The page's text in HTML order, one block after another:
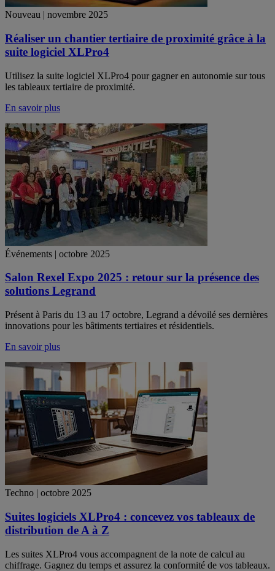
Nouveau | novembre 2025
Réaliser un chantier tertiaire de proximité grâce à la
suite logiciel XLPro4
Utilisez la suite logiciel XLPro4 pour gagner en autonomie sur tous
les tableaux tertiaire de proximité.
En savoir plus
Événements | octobre 2025
Salon Rexel Expo 2025 : retour sur la présence des
solutions Legrand
Présent à Paris du 13 au 17 octobre, Legrand a dévoilé ses dernières
innovations pour les bâtiments tertiaires et résidentiels.
En savoir plus
Techno | octobre 2025
Suites logiciels XLPro4 : concevez vos tableaux de
distribution de A à Z
Les suites XLPro4 vous accompagnent de la note de calcul au
chiffrage. Gagnez du temps et assurez la conformité de vos tableaux.